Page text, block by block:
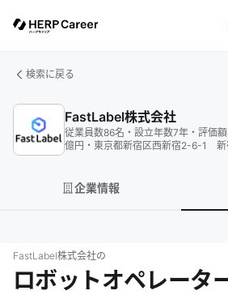
検索に戻る
FastLabel株式会社
従業員数86名 ・ 設立年数7年 ・ 評価額
億円 ・ 東京都新宿区西新宿2-6-1 新
企業情報
FastLabel株式会社の
ロボットオペレータ